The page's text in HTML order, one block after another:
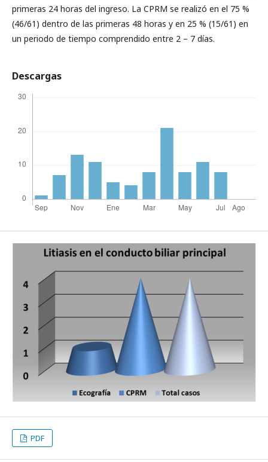
primeras 24 horas del ingreso. La CPRM se realizó en el 75 %
(46/61) dentro de las primeras 48 horas y en 25 % (15/61) en
un periodo de tiempo comprendido entre 2 – 7 días.
Descargas
PDF